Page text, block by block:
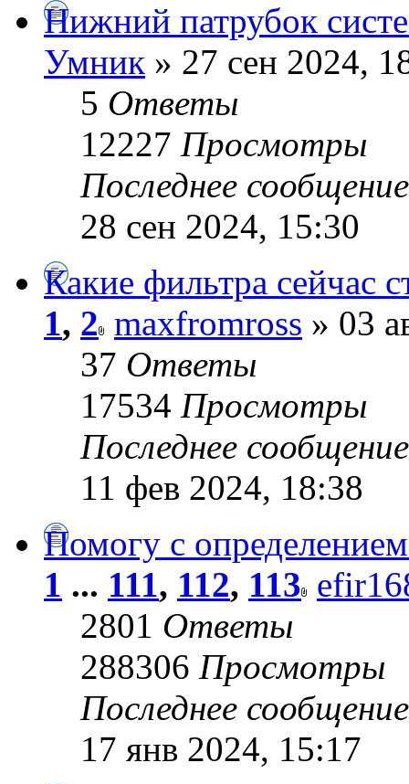
Нижний патрубок
Умник » 27 сен 2024,
5 Ответы
12227 Просмотры
Последнее
28 сен 2024, 15:30
Какие фильтра сейчас
1, 2 maxfromross » 03
37 Ответы
17534 Просмотры
Последнее
11 фев 2024, 18:38
Помогу с
1 ... 111, 112, 113
2801 Ответы
288306 Просмотры
Последнее
17 янв 2024, 15:17